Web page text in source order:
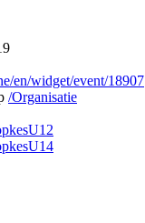
en/widget/event/18907
/Organisatie